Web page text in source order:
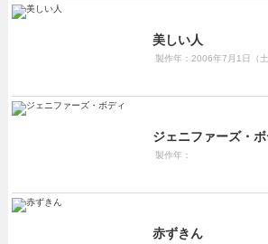
美しい人
製作年：2006年7月1日（
ジェニファーズ・ボ
製作年：
赤ずきん